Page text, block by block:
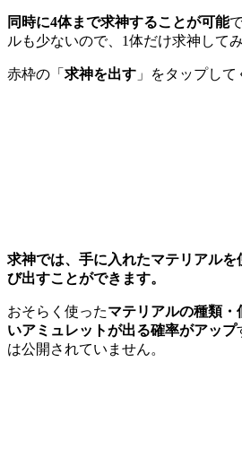
同時に4体まで求神することが可能
ルも少ないので、1体だけ求神して
赤枠の「 求神を出す 」をタップして
求神では、手に入れたマテリアル
び出すことができます。
おそらく使ったマテリアルの種類
いアミュレットが出る確率がアップ
は公開されていません。